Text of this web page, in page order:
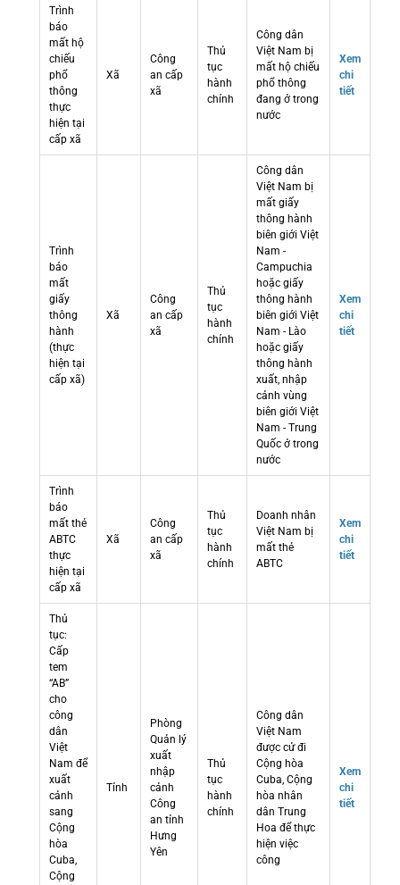
Trình
báo
mất hộ
chiếu
phổ
thông
thực
hiện tại
cấp xã
Xã
Công
an cấp
xã
Thủ
tục
hành
chính
Công dân
Việt Nam bị
mất hộ chiếu
phổ thông
đang ở trong
nước
Xem
chi
tiết
Trình
báo
mất
giấy
thông
hành
(thực
hiện tại
cấp xã)
Xã
Công
an cấp
xã
Thủ
tục
hành
chính
Công dân
Việt Nam bị
mất giấy
thông hành
biên giới Việt
Nam -
Campuchia
hoặc giấy
thông hành
biên giới Việt
Nam - Lào
hoặc giấy
thông hành
xuất, nhập
cảnh vùng
biên giới Việt
Nam - Trung
Quốc ở trong
nước
Xem
chi
tiết
Trình
báo
mất thẻ
ABTC
thực
hiện tại
cấp xã
Xã
Công
an cấp
xã
Thủ
tục
hành
chính
Doanh nhân
Việt Nam bị
mất thẻ
ABTC
Xem
chi
tiết
Thủ
tục:
Cấp
tem
“AB”
cho
công
dân
Việt
Nam để
xuất
cảnh
sang
Cộng
hòa
Cuba,
Cộng
Tỉnh
Phòng
Quản lý
xuất
nhập
cảnh
Công
an tỉnh
Hưng
Yên
Thủ
tục
hành
chính
Công dân
Việt Nam
được cử đi
Cộng hòa
Cuba, Cộng
hòa nhân
dân Trung
Hoa để thực
hiện việc
công
Xem
chi
tiết